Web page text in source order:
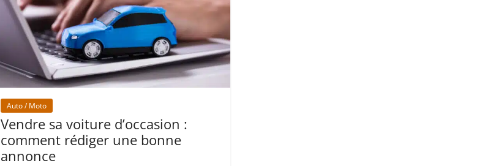
Auto / Moto
Vendre sa voiture d’occasion :
comment rédiger une bonne
annonce